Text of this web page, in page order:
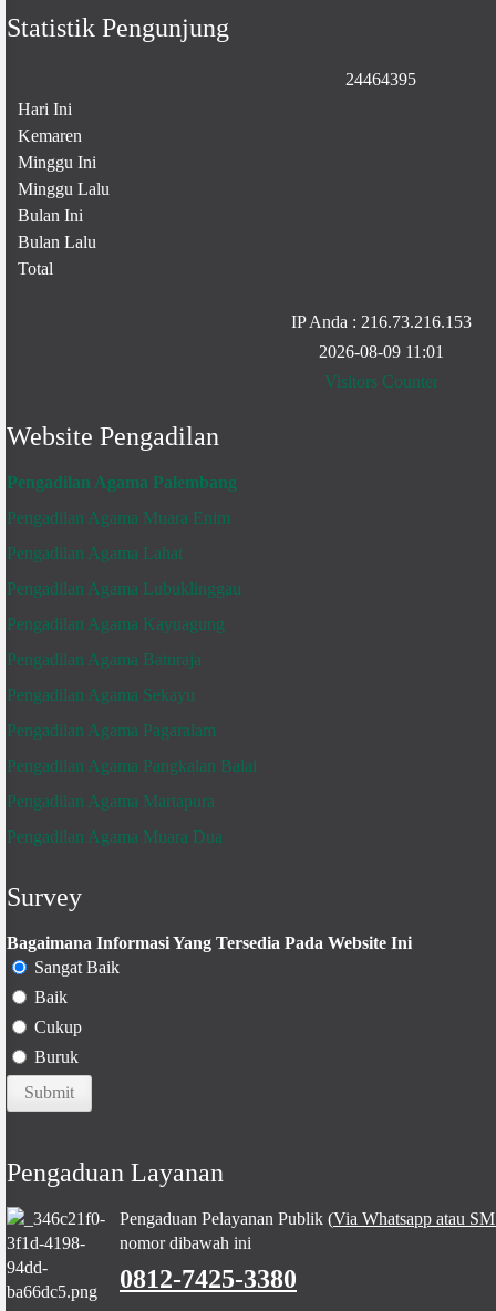
Statistik Pengunjung
24464395
Hari Ini
Kemaren
Minggu Ini
Minggu Lalu
Bulan Ini
Bulan Lalu
Total
IP Anda : 216.73.216.153
2026-08-09 11:01
Visitors Counter
Website Pengadilan
Pengadilan Agama Palembang
Pengadilan Agama Muara Enim
Pengadilan Agama Lahat
Pengadilan Agama Lubuklinggau
Pengadilan Agama Kayuagung
Pengadilan Agama Baturaja
Pengadilan Agama Sekayu
Pengadilan Agama Pagaralam
Pengadilan Agama Pangkalan Balai
Pengadilan Agama Martapura
Pengadilan Agama Muara Dua
Survey
Bagaimana Informasi Yang Tersedia Pada Website Ini
Sangat Baik
Baik
Cukup
Buruk
Pengaduan Layanan
Pengaduan Pelayanan Publik (Via Whatsapp atau
nomor dibawah ini
0812-7425-3380